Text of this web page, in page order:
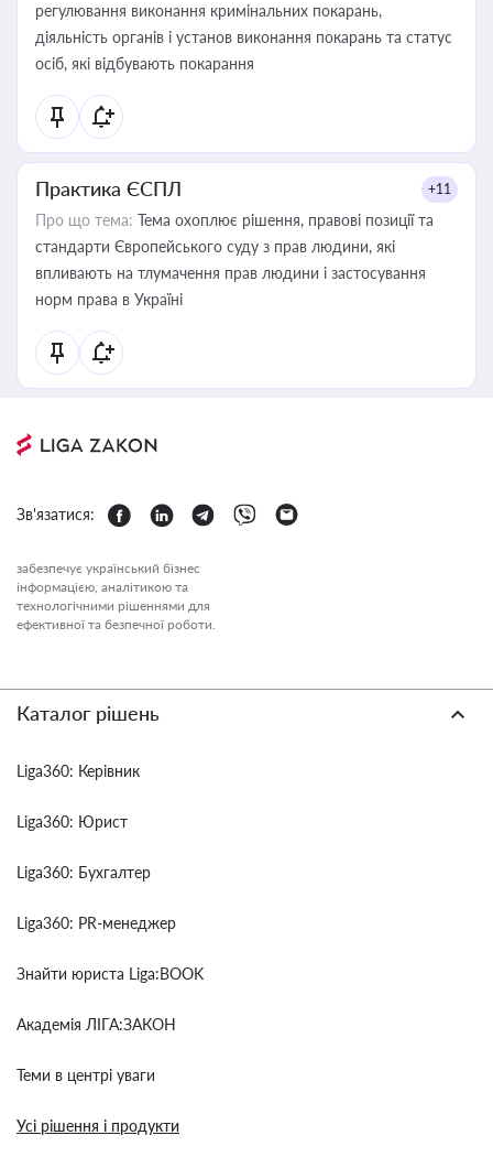
регулювання виконання кримінальних покарань,
діяльність органів і установ виконання покарань та статус
осіб, які відбувають покарання
Практика ЄСПЛ +11
Про що тема: Тема охоплює рішення, правові позиції та
стандарти Європейського суду з прав людини, які
впливають на тлумачення прав людини і застосування
норм права в Україні
Зв'язатися:
забезпечує український бізнес
інформацією, аналітикою та
технологічними рішеннями для
ефективної та безпечної роботи.
Каталог рішень
Liga360: Керівник
Liga360: Юрист
Liga360: Бухгалтер
Liga360: PR-менеджер
Знайти юриста Liga:BOOK
Академія ЛІГА:ЗАКОН
Теми в центрі уваги
Усі рішення і продукти